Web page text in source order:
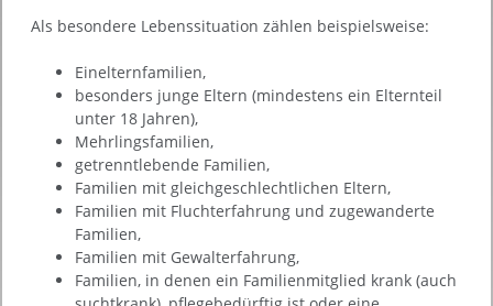
Als besondere Lebenssituation zählen beispielsweise:
Einelternfamilien,
besonders junge Eltern (mindestens ein Elternteil
unter 18 Jahren),
Mehrlingsfamilien,
getrenntlebende Familien,
Familien mit gleichgeschlechtlichen Eltern,
Familien mit Fluchterfahrung und zugewanderte
Familien,
Familien mit Gewalterfahrung,
Familien, in denen ein Familienmitglied krank (auch